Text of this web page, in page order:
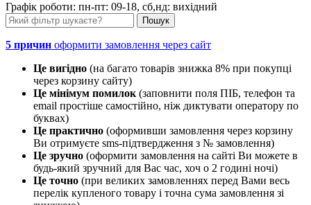
Графік роботи: пн-пт: 09-18, сб,нд: вихідний
5 причин оформити замовлення через сайт
Це вигідно (на багато товарів знижка 8% при покупці
через корзину сайту)
Це мінімум помилок (заповнити поля ПІБ, телефон та
email простіше самостійно, ніж диктувати оператору по
буквах)
Це практично (оформивши замовлення через корзину
Ви отримуєте sms-підтвердження з № замовлення)
Це зручно (оформити замовлення на сайті Ви можете в
будь-який зручний для Вас час, хоч о 2 годині ночі)
Це точно (при великих замовленнях перед Вами весь
перелік купленого товару і точна сума замовлення зі